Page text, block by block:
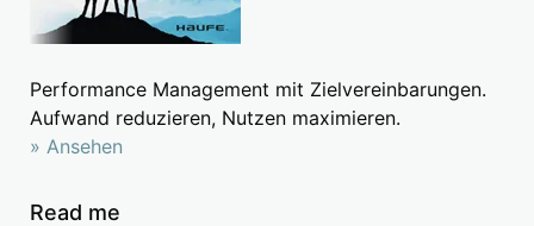
Performance Management mit Zielvereinbarungen.
Aufwand reduzieren, Nutzen maximieren.
» Ansehen
Read me